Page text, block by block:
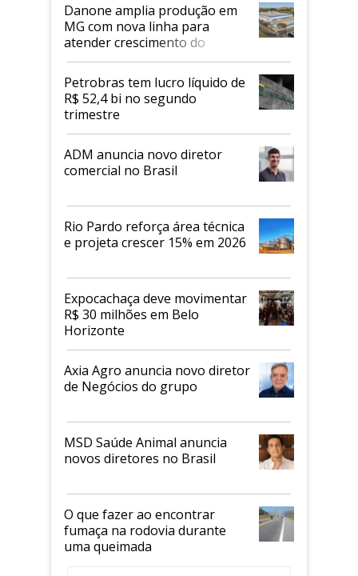
Danone amplia produção em
MG com nova linha para
atender crescimento do
mercado de alimentos
proteicos
Petrobras tem lucro líquido de
R$ 52,4 bi no segundo
trimestre
ADM anuncia novo diretor
comercial no Brasil
Rio Pardo reforça área técnica
e projeta crescer 15% em 2026
Expocachaça deve movimentar
R$ 30 milhões em Belo
Horizonte
Axia Agro anuncia novo diretor
de Negócios do grupo
MSD Saúde Animal anuncia
novos diretores no Brasil
O que fazer ao encontrar
fumaça na rodovia durante
uma queimada